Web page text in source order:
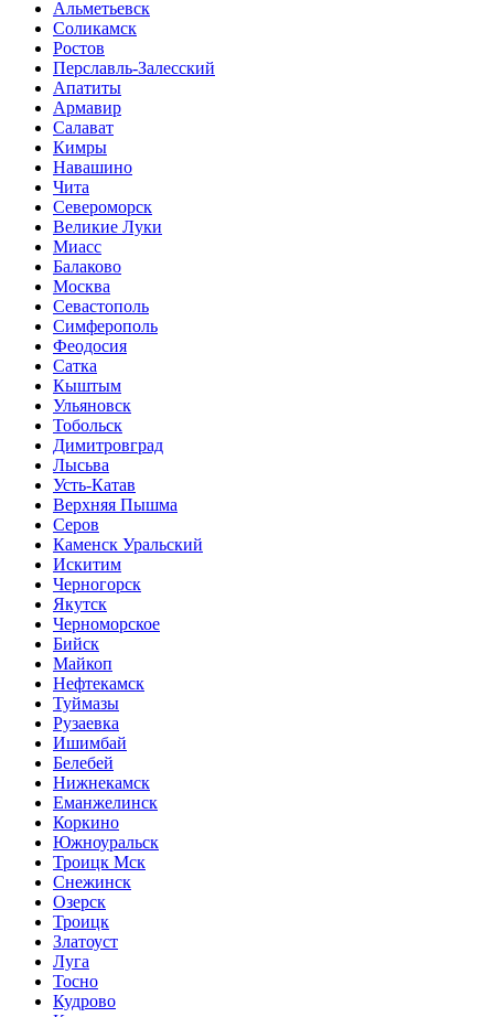
Альметьевск
Соликамск
Ростов
Перславль-Залесский
Апатиты
Армавир
Салават
Кимры
Навашино
Чита
Североморск
Великие Луки
Миасс
Балаково
Москва
Севастополь
Симферополь
Феодосия
Сатка
Кыштым
Ульяновск
Тобольск
Димитровград
Лысьва
Усть-Катав
Верхняя Пышма
Серов
Каменск Уральский
Искитим
Черногорск
Якутск
Черноморское
Бийск
Майкоп
Нефтекамск
Туймазы
Рузаевка
Ишимбай
Белебей
Нижнекамск
Еманжелинск
Коркино
Южноуральск
Троицк Мск
Снежинск
Озерск
Троицк
Златоуст
Луга
Тосно
Кудрово